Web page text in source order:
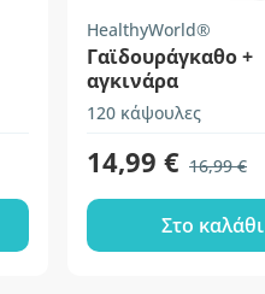
HealthyWorld®
Γαϊδουράγκαθο +
αγκινάρα
120 κάψουλες
14,99 € 16,99 €
Στο καλάθι